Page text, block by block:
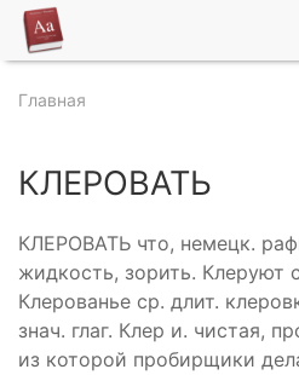
Главная
КЛЕРОВАТЬ
КЛЕРОВАТЬ что, немецк.
жидкость, зорить. Клеруют
Клерованье ср. длит.
знач. глаг. Клер и. чистая,
из которой пробирщики